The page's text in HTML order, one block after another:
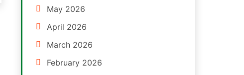
May 2026
April 2026
March 2026
February 2026